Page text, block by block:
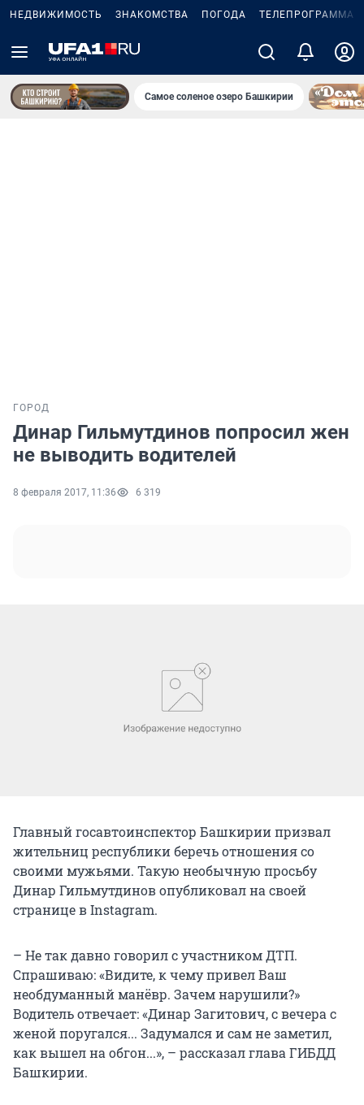
НЕДВИЖИМОСТЬ ЗНАКОМСТВА ПОГОДА ТЕЛЕПРОГРАММА
Самое соленое озеро Башкирии
ГОРОД
Динар Гильмутдинов попросил жен
не выводить водителей
8 февраля 2017, 11:36 6 319
Главный госавтоинспектор Башкирии призвал
жительниц республики беречь отношения со
своими мужьями. Такую необычную просьбу
Динар Гильмутдинов опубликовал на своей
странице в Instagram.
– Не так давно говорил с участником ДТП.
Спрашиваю: «Видите, к чему привел Ваш
необдуманный манёвр. Зачем нарушили?»
Водитель отвечает: «Динар Загитович, с вечера с
женой поругался... Задумался и сам не заметил,
как вышел на обгон...», – рассказал глава ГИБДД
Башкирии.